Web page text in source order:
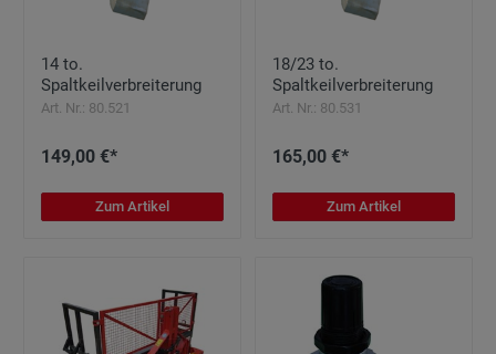
14 to.
Spaltkeilverbreiterung
Art. Nr.: 80.521
149,00 €*
Zum Artikel
18/23 to.
Spaltkeilverbreiterung
Art. Nr.: 80.531
165,00 €*
Zum Artikel